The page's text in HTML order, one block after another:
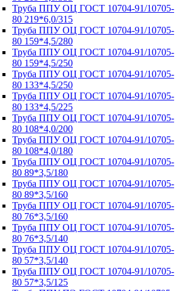
Труба ППУ ОЦ ГОСТ 10704-91/10705-
80 219*6,0/315
Труба ППУ ОЦ ГОСТ 10704-91/10705-
80 159*4,5/280
Труба ППУ ОЦ ГОСТ 10704-91/10705-
80 159*4,5/250
Труба ППУ ОЦ ГОСТ 10704-91/10705-
80 133*4,5/250
Труба ППУ ОЦ ГОСТ 10704-91/10705-
80 133*4,5/225
Труба ППУ ОЦ ГОСТ 10704-91/10705-
80 108*4,0/200
Труба ППУ ОЦ ГОСТ 10704-91/10705-
80 108*4,0/180
Труба ППУ ОЦ ГОСТ 10704-91/10705-
80 89*3,5/180
Труба ППУ ОЦ ГОСТ 10704-91/10705-
80 89*3,5/160
Труба ППУ ОЦ ГОСТ 10704-91/10705-
80 76*3,5/160
Труба ППУ ОЦ ГОСТ 10704-91/10705-
80 76*3,5/140
Труба ППУ ОЦ ГОСТ 10704-91/10705-
80 57*3,5/140
Труба ППУ ОЦ ГОСТ 10704-91/10705-
80 57*3,5/125